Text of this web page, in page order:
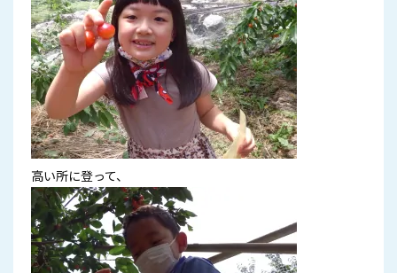
高い所に登って、